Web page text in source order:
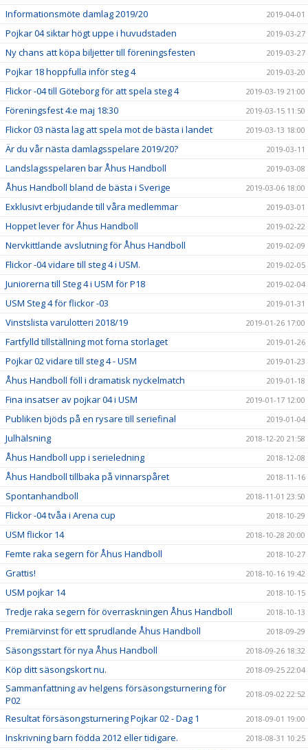
Informationsmöte damlag 2019/20
2019-04-01
Pojkar 04 siktar högt uppe i huvudstaden 2019-03-27
Ny chans att köpa biljetter till föreningsfesten 2019-03-27
Pojkar 18 hoppfulla inför steg 4 2019-03-20
Flickor -04 till Göteborg för att spela steg 4 2019-03-19 21:00
Föreningsfest 4:e maj 18:30 2019-03-15 11:50
Flickor 03 nästa lag att spela mot de bästa i landet 2019-03-13 18:00
Är du vår nästa damlagsspelare 2019/20? 2019-03-11
Landslagsspelaren bar Åhus Handboll 2019-03-08
Åhus Handboll bland de bästa i Sverige 2019-03-06 18:00
Exklusivt erbjudande till våra medlemmar 2019-03-01
Hoppet lever för Åhus Handboll 2019-02-22
Nervkittlande avslutning för Åhus Handboll 2019-02-09
Flickor -04 vidare till steg 4 i USM. 2019-02-05
Juniorerna till Steg 4 i USM för P18 2019-02-04
USM Steg 4 för flickor -03 2019-01-31
Vinstslista varulotteri 2018/19 2019-01-26 17:00
Fartfylld tillställning mot forna storlaget 2019-01-26
Pojkar 02 vidare till steg 4 - USM 2019-01-23
Åhus Handboll föll i dramatisk nyckelmatch 2019-01-18
Fina insatser av pojkar 04 i USM 2019-01-17 12:00
Publiken bjöds på en rysare till seriefinal 2019-01-04
Julhälsning 2018-12-20 21:58
Åhus Handboll upp i serieledning 2018-12-08
Åhus Handboll tillbaka på vinnarspåret 2018-11-16
Spontanhandboll 2018-11-01 23:50
Flickor -04 tvåa i Arena cup 2018-10-29
USM flickor 14 2018-10-28 20:00
Femte raka segern för Åhus Handboll 2018-10-27
Grattis! 2018-10-16 19:42
USM pojkar 14 2018-10-15
Tredje raka segern för överraskningen Åhus Handboll 2018-10-13
Premiärvinst för ett sprudlande Åhus Handboll 2018-09-29
Säsongsstart för nya Åhus Handboll 2018-09-26 18:32
Köp ditt säsongskort nu. 2018-09-25 22:04
Sammanfattning av helgens försäsongsturnering för
P02
2018-09-02 22:52
Resultat försäsongsturnering Pojkar 02 - Dag 1 2018-09-01 19:00
Inskrivning barn födda 2012 eller tidigare. 2018-08-31 10:25